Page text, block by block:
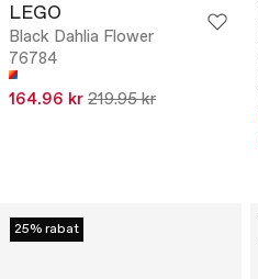
LEGO
Black Dahlia Flower
76784
164.96 kr 219.95 kr
25% rabat